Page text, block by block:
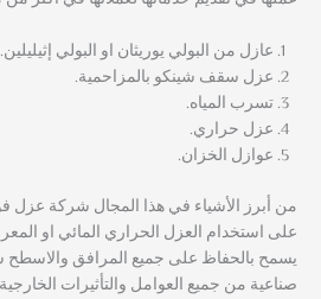
عازل من البولي يوريثان او البولي إثيليلين.
عزل سقف شينكو بالمزاحمية.
تسرب المياه.
عزل حراري.
عوازل الخزان.
من أبرز الأشياء في هذا المجال شركة عزل
على استخدام العزل الحراري المائي او
يسمح بالحفاظ على جميع المرافق والاسطح
صناعية من جميع العوامل والتأثيرات